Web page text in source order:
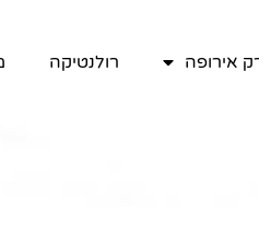
אירופה רולנטיקה